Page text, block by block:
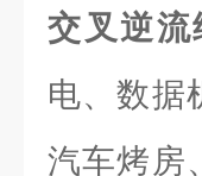
交叉逆
电、数据
汽车烤房